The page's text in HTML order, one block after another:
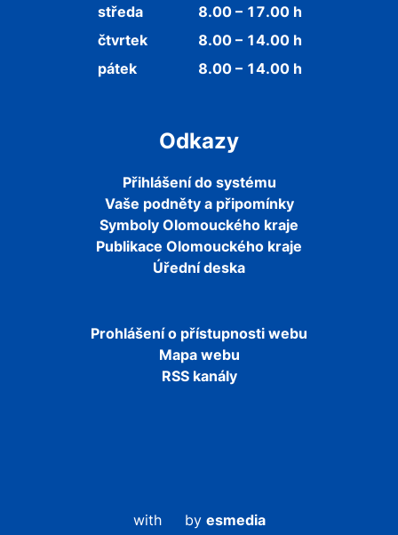
středa
8.00 – 17.00 h
čtvrtek
8.00 – 14.00 h
pátek
8.00 – 14.00 h
Odkazy
Přihlášení do systému
Vaše podněty a připomínky
Symboly Olomouckého kraje
Publikace Olomouckého kraje
Úřední deska
Prohlášení o přístupnosti webu
Mapa webu
RSS kanály
with by esmedia